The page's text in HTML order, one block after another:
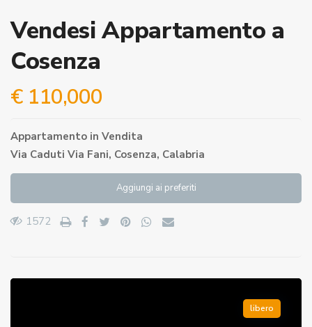
Vendesi Appartamento a
Cosenza
€ 110,000
Appartamento in Vendita
Via Caduti Via Fani, Cosenza, Calabria
Aggiungi ai preferiti
1572
libero